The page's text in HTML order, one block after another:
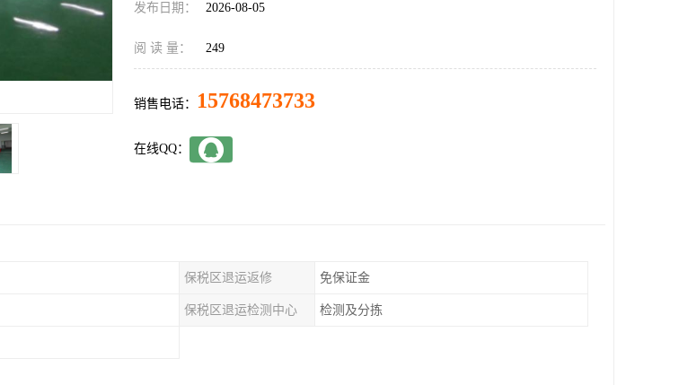
发布日期： 2026-08-05
阅 读 量： 249
销售电话： 15768473733
在线QQ：
保税区退运返修 免保证金
保税区退运检测中心 检测及分拣